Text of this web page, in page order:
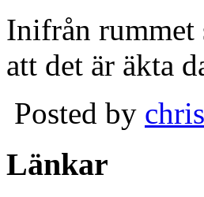
Inifrån rummet
att det är äkta
Posted by
Länkar